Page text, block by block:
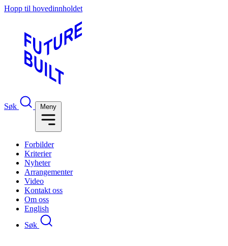
Hopp til hovedinnholdet
Søk Meny
Forbilder
Kriterier
Nyheter
Arrangementer
Video
Kontakt oss
Om oss
English
Søk